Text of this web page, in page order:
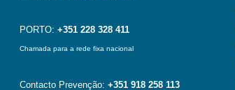
PORTO: +351 228 328 411
Chamada para a rede fixa nacional
Contacto Prevenção: +351 918 258 113